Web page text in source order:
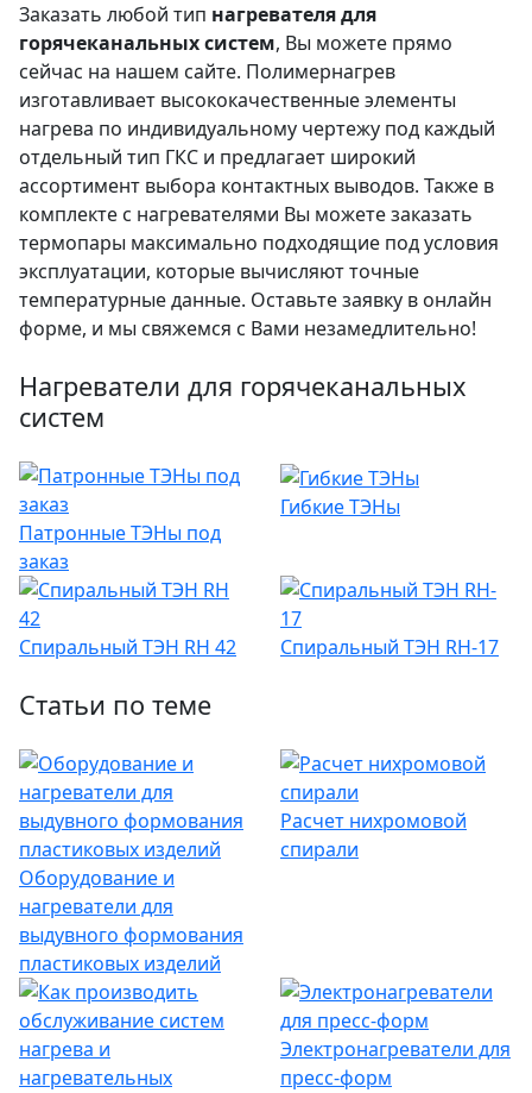
Заказать любой тип нагревателя для
горячеканальных систем, Вы можете прямо
сейчас на нашем сайте. Полимернагрев
изготавливает высококачественные элементы
нагрева по индивидуальному чертежу под каждый
отдельный тип ГКС и предлагает широкий
ассортимент выбора контактных выводов. Также в
комплекте с нагревателями Вы можете заказать
термопары максимально подходящие под условия
эксплуатации, которые вычисляют точные
температурные данные. Оставьте заявку в онлайн
форме, и мы свяжемся с Вами незамедлительно!
Нагреватели для горячеканальных
систем
Патронные ТЭНы под
заказ
Гибкие ТЭНы
Спиральный ТЭН RH 42 Спиральный ТЭН RH-17
Статьи по теме
Оборудование и
нагреватели для
выдувного формования
пластиковых изделий
Расчет нихромовой
спирали
Электронагреватели для
пресс-форм